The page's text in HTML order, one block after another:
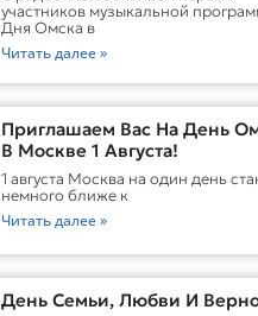
участников музыкальной
Дня Омска в
Читать далее »
Приглашаем Вас На День
В Москве 1 Августа!
1 августа Москва на один день
немного ближе к
Читать далее »
День Семьи, Любви И